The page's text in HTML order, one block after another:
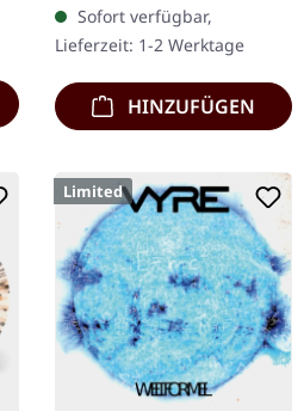
Sofort verfügbar,
Lieferzeit: 1-2 Werktage
HINZUFÜGEN
Limited